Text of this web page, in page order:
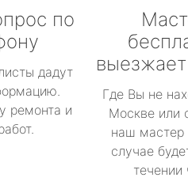
по
дадут
ремонта и
Где Вы не
Москве или
наш
случае
течении